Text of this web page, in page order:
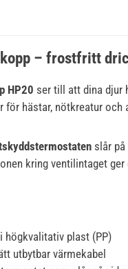
– frostfritt
HP20 ser till att dina djur
för hästar, nötkreatur och
slår
kring ventilintaget ger
högkvalitativ plast (PP)
utbytbar värmekabel